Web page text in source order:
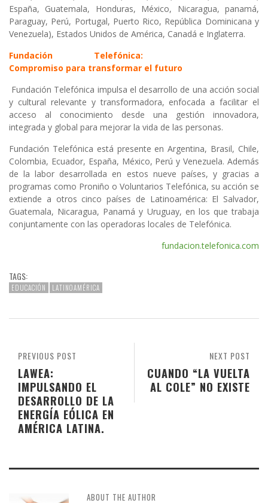
España, Guatemala, Honduras, México, Nicaragua, panamá,
Paraguay, Perú, Portugal, Puerto Rico, República Dominicana y
Venezuela), Estados Unidos de América, Canadá e Inglaterra.
Fundación Telefónica:
Compromiso para transformar el futuro
Fundación Telefónica impulsa el desarrollo de una acción social
y cultural relevante y transformadora, enfocada a facilitar el
acceso al conocimiento desde una gestión innovadora,
integrada y global para mejorar la vida de las personas.
Fundación Telefónica está presente en Argentina, Brasil, Chile,
Colombia, Ecuador, España, México, Perú y Venezuela. Además
de la labor desarrollada en estos nueve países, y gracias a
programas como Proniño o Voluntarios Telefónica, su acción se
extiende a otros cinco países de Latinoamérica: El Salvador,
Guatemala, Nicaragua, Panamá y Uruguay, en los que trabaja
conjuntamente con las operadoras locales de Telefónica.
fundacion.telefonica.com
TAGS:
EDUCACIÓN LATINOAMÉRICA
NEXT POST
CUANDO “LA VUELTA
AL COLE” NO EXISTE
PREVIOUS POST
LAWEA:
IMPULSANDO EL
DESARROLLO DE LA
ENERGÍA EÓLICA EN
AMÉRICA LATINA.
ABOUT THE AUTHOR